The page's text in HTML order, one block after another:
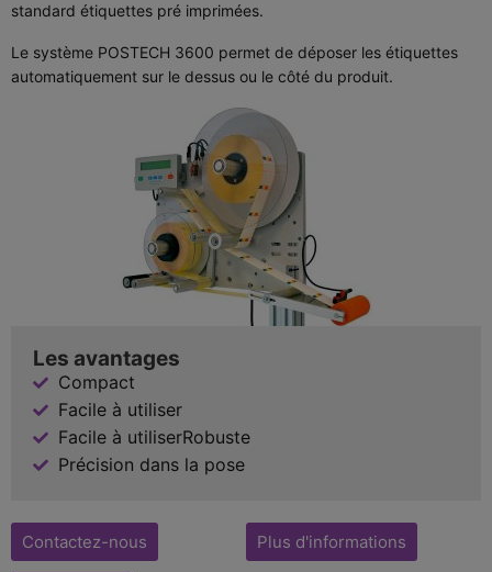
standard étiquettes pré imprimées.
Le système POSTECH 3600 permet de déposer les étiquettes
automatiquement sur le dessus ou le côté du produit.
Les avantages
Compact
Facile à utiliser
Facile à utiliserRobuste
Précision dans la pose
Contactez-nous Plus d'informations